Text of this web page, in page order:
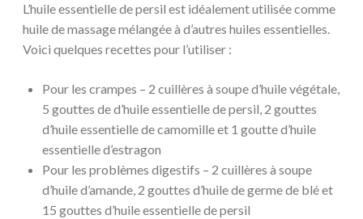
L’huile essentielle de persil est idéalement utilisée comme
huile de massage mélangée à d’autres huiles essentielles.
Voici quelques recettes pour l’utiliser :
Pour les crampes – 2 cuillères à soupe d’huile végétale,
5 gouttes de d’huile essentielle de persil, 2 gouttes
d’huile essentielle de camomille et 1 goutte d’huile
essentielle d’estragon
Pour les problèmes digestifs – 2 cuillères à soupe
d’huile d’amande, 2 gouttes d’huile de germe de blé et
15 gouttes d’huile essentielle de persil